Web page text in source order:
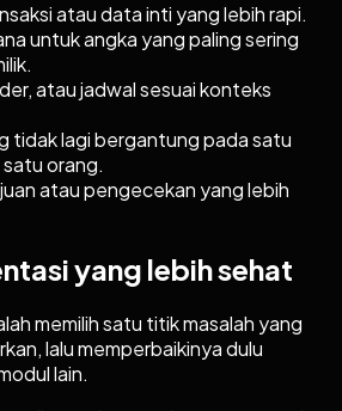
atau data inti yang lebih rapi.
untuk angka yang paling sering
atau jadwal sesuai konteks
tidak lagi bergantung pada satu
orang.
atau pengecekan yang lebih
yang lebih sehat
memilih satu titik masalah yang
lalu memperbaikinya dulu
lain.